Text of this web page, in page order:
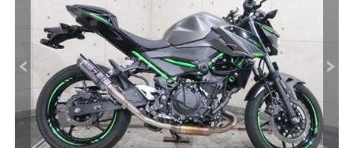
Previous Next